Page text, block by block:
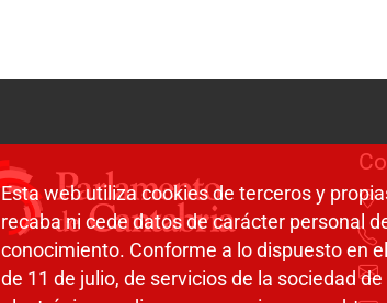
Esta web utiliza cookies de terceros y
recaba ni cede datos de carácter personal
conocimiento. Conforme a lo dispuesto en el
de 11 de julio, de servicios de la sociedad